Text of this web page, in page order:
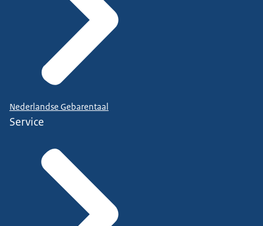
Nederlandse Gebarentaal
Service